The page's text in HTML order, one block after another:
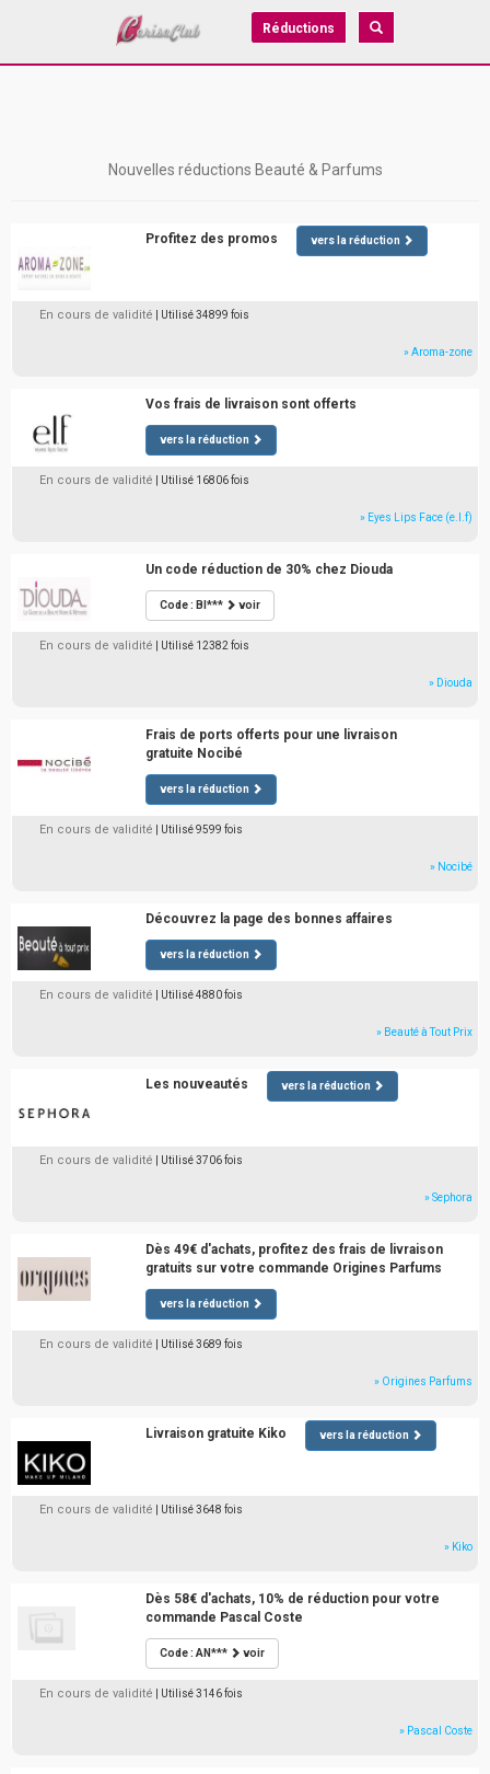
Réductions
Nouvelles réductions Beauté & Parfums
Profitez des promos vers la réduction
En cours de validité | Utilisé 34899 fois
» Aroma-zone
Vos frais de livraison sont offerts
vers la réduction
En cours de validité | Utilisé 16806 fois
» Eyes Lips Face (e.l.f)
Un code réduction de 30% chez Diouda
Code : BI*** voir
En cours de validité | Utilisé 12382 fois
» Diouda
Frais de ports offerts pour une livraison
gratuite Nocibé
vers la réduction
En cours de validité | Utilisé 9599 fois
» Nocibé
Découvrez la page des bonnes affaires
vers la réduction
En cours de validité | Utilisé 4880 fois
» Beauté à Tout Prix
Les nouveautés vers la réduction
En cours de validité | Utilisé 3706 fois
» Sephora
Dès 49€ d'achats, profitez des frais de livraison
gratuits sur votre commande Origines Parfums
vers la réduction
En cours de validité | Utilisé 3689 fois
» Origines Parfums
Livraison gratuite Kiko vers la réduction
En cours de validité | Utilisé 3648 fois
» Kiko
Dès 58€ d'achats, 10% de réduction pour votre
commande Pascal Coste
Code : AN*** voir
En cours de validité | Utilisé 3146 fois
» Pascal Coste